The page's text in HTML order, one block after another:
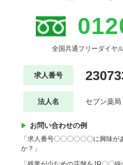
全国共通フリーダイヤ
求人番号
法人名 セブン薬
お問い合わせの例
「求人番号〇〇〇〇〇〇に興味
か？」